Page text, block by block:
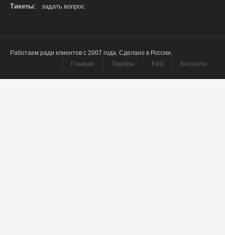
Тикеты:
задать вопрос
Работаем ради клиентов с 2007 года. Сделано в России.
Главная
Тарифы FAQ Контакты